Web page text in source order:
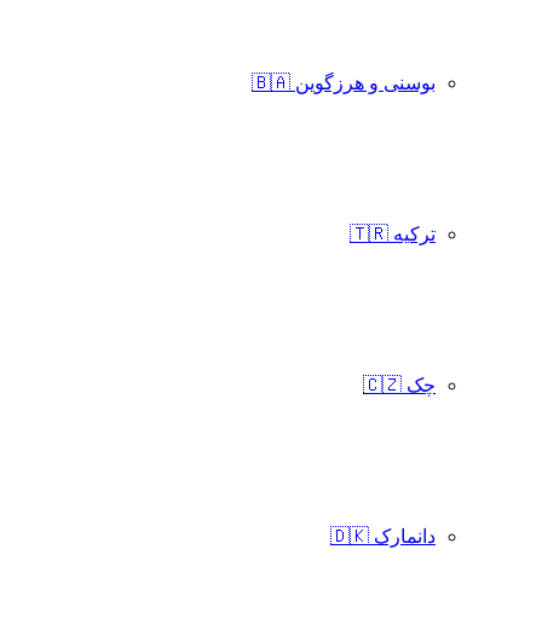
بوسنی و هرزگوین 🇧🇦
ترکیه 🇹🇷
چک 🇨🇿
دانمارک 🇩🇰